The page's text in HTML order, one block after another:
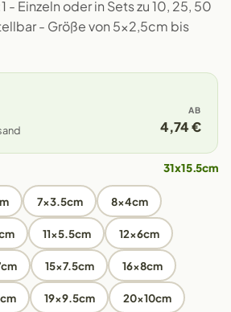
- Einzeln oder in Sets zu 10, 25, 50
- Größe von 5x2,5cm bis
AB
4,74 €
31x15.5cm
7x3.5cm 8x4cm
11x5.5cm 12x6cm
15x7.5cm 16x8cm
19x9.5cm 20x10cm